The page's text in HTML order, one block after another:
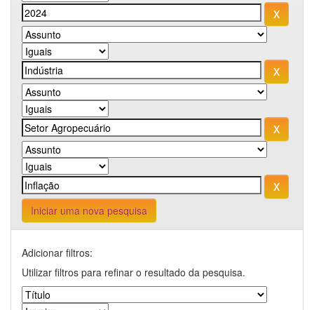
Iniciar uma nova pesquisa
Adicionar filtros:
Utilizar filtros para refinar o resultado da pesquisa.